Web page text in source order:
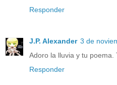
Responder
J.P. Alexander 3 de
Adoro la lluvia y tu poema.
Responder